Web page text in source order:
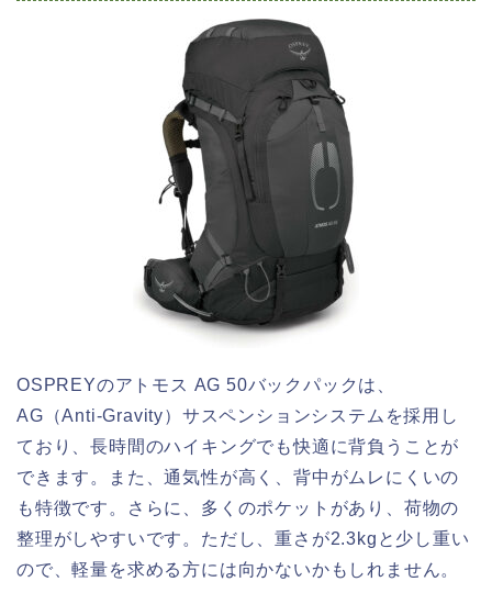
OSPREYのアトモス AG 50バックパックは、
AG（Anti-Gravity）サスペンションシステムを採用し
ており、長時間のハイキングでも快適に背負うことが
できます。また、通気性が高く、背中がムレにくいの
も特徴です。さらに、多くのポケットがあり、荷物の
整理がしやすいです。ただし、重さが2.3kgと少し重い
ので、軽量を求める方には向かないかもしれません。